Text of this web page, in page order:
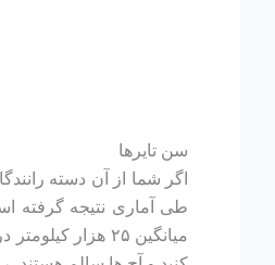
سن تایرها
طی آماری نتیجه گرفته